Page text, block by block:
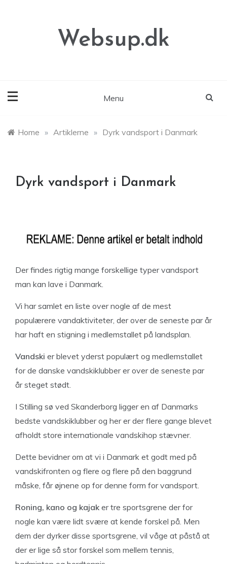
Websup.dk
Menu
Home » Artiklerne » Dyrk vandsport i Danmark
Dyrk vandsport i Danmark
Der findes rigtig mange forskellige typer vandsport
man kan lave i Danmark.
Vi har samlet en liste over nogle af de mest
populærere vandaktiviteter, der over de seneste par år
har haft en stigning i medlemstallet på landsplan.
Vandski er blevet yderst populært og medlemstallet
for de danske vandskiklubber er over de seneste par
år steget stødt.
I Stilling sø ved Skanderborg ligger en af Danmarks
bedste vandskiklubber og her er der flere gange blevet
afholdt store internationale vandskihop stævner.
Dette bevidner om at vi i Danmark et godt med på
vandskifronten og flere og flere på den baggrund
måske, får øjnene op for denne form for vandsport.
Roning, kano og kajaker tre sportsgrene der for
nogle kan være lidt svære at kende forskel på. Men
dem der dyrker disse sportsgrene, vil våge at påstå at
der er lige så stor forskel som mellem tennis,